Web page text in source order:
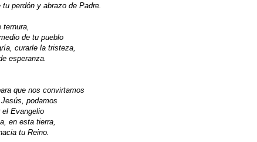
perdón y abrazo de Padre.
de tu pueblo
curarle la tristeza,
esperanza.
que nos convirtamos
podamos
Evangelio
en esta tierra,
tu Reino.